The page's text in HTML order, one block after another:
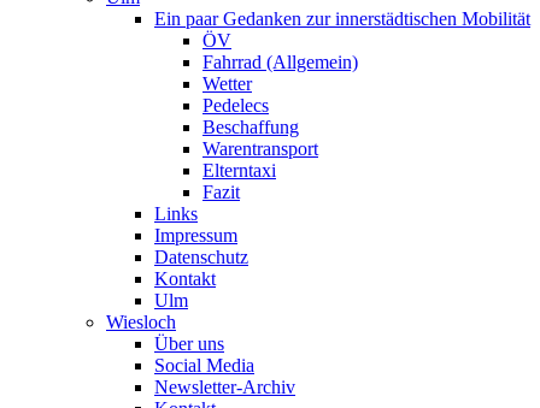
Ein paar Gedanken zur innerstädtischen Mobilität
ÖV
Fahrrad (Allgemein)
Wetter
Pedelecs
Beschaffung
Warentransport
Elterntaxi
Fazit
Links
Impressum
Datenschutz
Kontakt
Ulm
Wiesloch
Über uns
Social Media
Newsletter-Archiv